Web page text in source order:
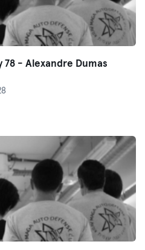
78 - Alexandre Dumas